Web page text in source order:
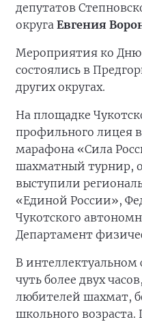
депутатов
округа Евгения
Мероприятия ко
состоялись в
других округах.
На площадке
профильного лицея
марафона «Сила
шахматный турнир,
выступили
«Единой России»,
Чукотского
Департамент
В
чуть более двух
любителей шахмат,
школьного